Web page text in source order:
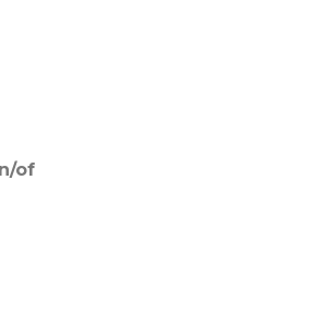
of